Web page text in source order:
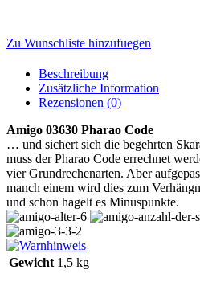
Zu Wunschliste hinzufuegen
Beschreibung
Zusätzliche Information
Rezensionen (0)
Amigo 03630 Pharao Code
… und sichert sich die begehrten
muss der Pharao Code errechnet
vier Grundrechenarten. Aber
manch einem wird dies zum
und schon hagelt es Minuspunkte.
Gewicht 1,5 kg